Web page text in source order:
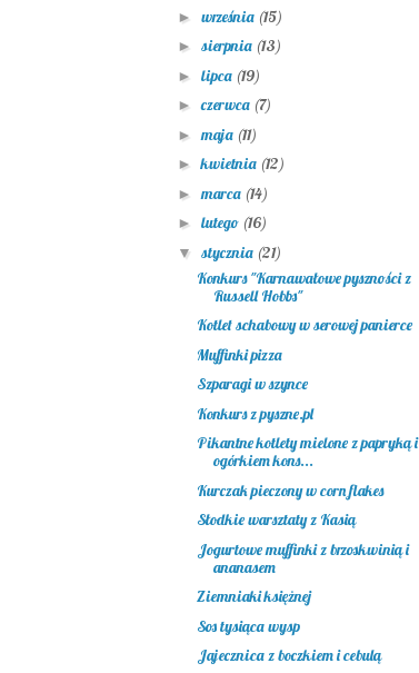
► września (15)
► sierpnia (13)
► lipca (19)
►czerwca (7)
► maja (11)
►kwietnia (12)
► marca (14)
► lutego (16)
▼ stycznia (21)
Konkurs "Karnawałowe pyszności z
Russell Hobbs"
Kotlet schabowy w serowej panierce
Muffinki pizza
Szparagi w szynce
Konkurs z pyszne.pl
Pikantne kotlety mielone z papryką i
ogórkiem kons...
Kurczak pieczony w corn flakes
Słodkie warsztaty z Kasią
Jogurtowe muffinki z brzoskwinią i
ananasem
Ziemniaki księżnej
Sos tysiąca wysp
Jajecznica z boczkiem i cebulą